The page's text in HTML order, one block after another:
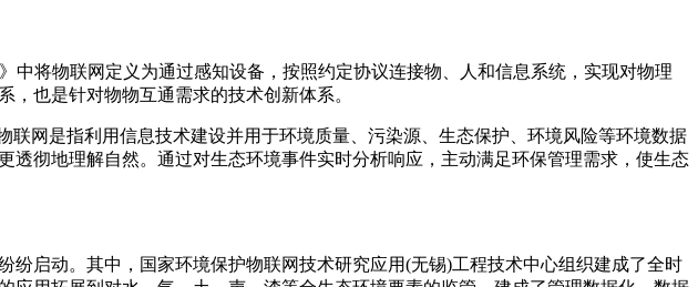
将物联网定义为通过感知设备，按照约定协议连接物、人和信息系统，实现对物理
也是针对物物互通需求的技术创新体系。
网是指利用信息技术建设并用于环境质量、污染源、生态保护、环境风险等环境数据
彻地理解自然。通过对生态环境事件实时分析响应，主动满足环保管理需求，使生态
启动。其中，国家环境保护物联网技术研究应用(无锡)工程技术中心组织建成了全时